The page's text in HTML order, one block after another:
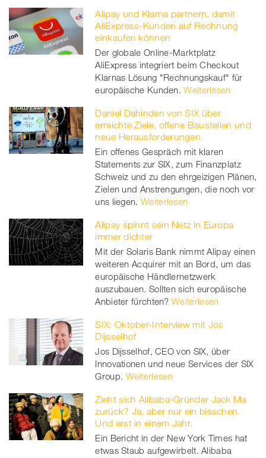
Alipay und Klarna partnern, damit
AliExpress-Kunden auf Rechnung
einkaufen können
Der globale Online-Marktplatz
AliExpress integriert beim Checkout
Klarnas Lösung "Rechnungskauf" für
europäische Kunden. Weiterlesen
Daniel Dahinden von SIX über
erreichte Ziele, offene Baustellen und
neue Herausforderungen
Ein offenes Gespräch mit klaren
Statements zur SIX, zum Finanzplatz
Schweiz und zu den ehrgeizigen Plänen,
Zielen und Anstrengungen, die noch vor
uns liegen. Weiterlesen
Alipay spinnt sein Netz in Europa
immer dichter
Mit der Solaris Bank nimmt Alipay einen
weiteren Acquirer mit an Bord, um das
europäische Händlernetzwerk
auszubauen. Sollten sich europäische
Anbieter fürchten? Weiterlesen
SIX: Oktober-Interview mit Jos
Dijsselhof
Jos Dijsselhof, CEO von SIX, über
Innovationen und neue Services der SIX
Group. Weiterlesen
Zieht sich Alibaba-Gründer Jack Ma
zurück? Ja, aber nur ein bisschen.
Und erst in einem Jahr.
Ein Bericht in der New York Times hat
etwas Staub aufgewirbelt. Alibaba